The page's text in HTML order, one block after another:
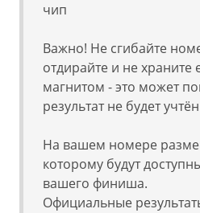
чип
Важно! Не сгибайте
отдирайте и не храните
магнитом - это может
результат не будет
На вашем номере
которому будут
вашего финиша.
Официальные